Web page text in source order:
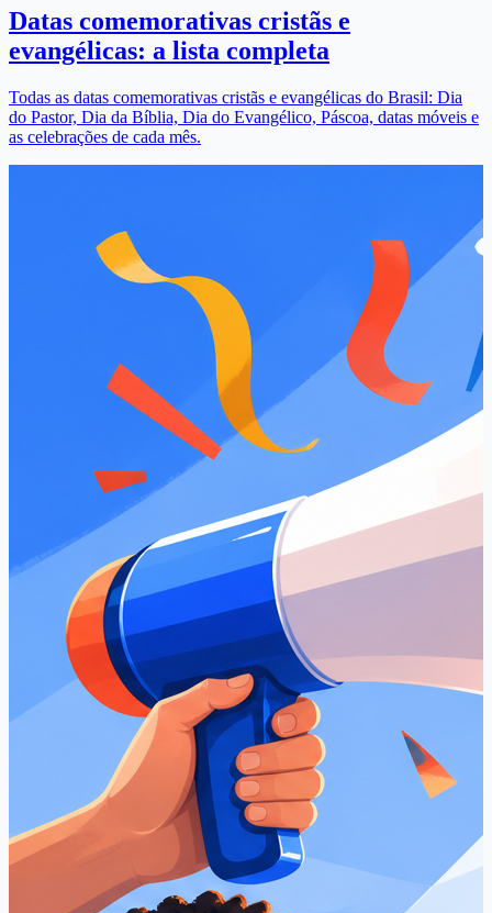
Datas comemorativas cristãs e
evangélicas: a lista completa
Todas as datas comemorativas cristãs e evangélicas do Brasil: Dia
do Pastor, Dia da Bíblia, Dia do Evangélico, Páscoa, datas móveis e
as celebrações de cada mês.